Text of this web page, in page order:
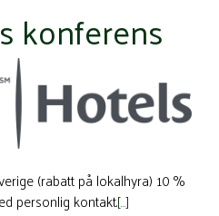
konferens
(rabatt på lokalhyra) 10 %
personlig kontakt.[…]